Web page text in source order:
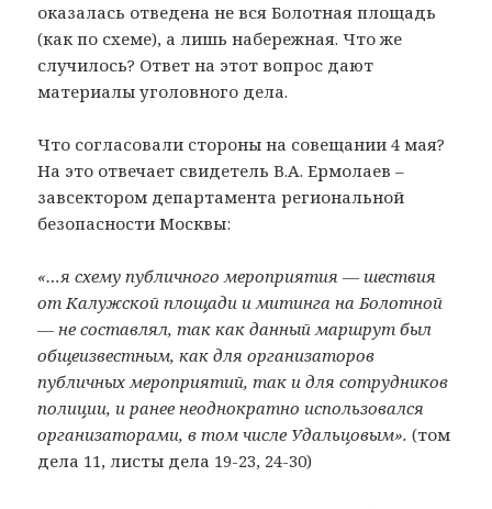
оказалась отведена не вся Болотная площадь
(как по схеме), а лишь набережная. Что же
случилось? Ответ на этот вопрос дают
материалы уголовного дела.
Что согласовали стороны на совещании 4 мая?
На это отвечает свидетель В.А. Ермолаев –
завсектором департамента региональной
безопасности Москвы:
«…я схему публичного мероприятия — шествия
от Калужской площади и митинга на Болотной
— не составлял, так как данный маршрут был
общеизвестным, как для организаторов
публичных мероприятий, так и для сотрудников
полиции, и ранее неоднократно использовался
организаторами, в том числе Удальцовым». (том
дела 11, листы дела 19-23, 24-30)